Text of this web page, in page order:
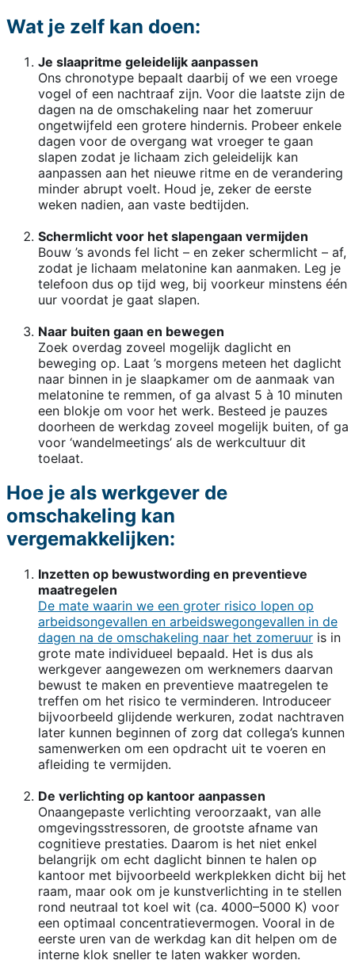
Wat je zelf kan doen:
Je slaapritme geleidelijk aanpassen
Ons chronotype bepaalt daarbij of we een vroege
vogel of een nachtraaf zijn. Voor die laatste zijn de
dagen na de omschakeling naar het zomeruur
ongetwijfeld een grotere hindernis. Probeer enkele
dagen voor de overgang wat vroeger te gaan
slapen zodat je lichaam zich geleidelijk kan
aanpassen aan het nieuwe ritme en de verandering
minder abrupt voelt. Houd je, zeker de eerste
weken nadien, aan vaste bedtijden.
Schermlicht voor het slapengaan vermijden
Bouw ’s avonds fel licht – en zeker schermlicht – af,
zodat je lichaam melatonine kan aanmaken. Leg je
telefoon dus op tijd weg, bij voorkeur minstens één
uur voordat je gaat slapen.
Naar buiten gaan en bewegen
Zoek overdag zoveel mogelijk daglicht en
beweging op. Laat ’s morgens meteen het daglicht
naar binnen in je slaapkamer om de aanmaak van
melatonine te remmen, of ga alvast 5 à 10 minuten
een blokje om voor het werk. Besteed je pauzes
doorheen de werkdag zoveel mogelijk buiten, of ga
voor ‘wandelmeetings’ als de werkcultuur dit
toelaat.
Hoe je als werkgever de
omschakeling kan
vergemakkelijken:
Inzetten op bewustwording en preventieve
maatregelen
De mate waarin we een groter risico lopen op
arbeidsongevallen en arbeidswegongevallen in de
dagen na de omschakeling naar het zomeruur is in
grote mate individueel bepaald. Het is dus als
werkgever aangewezen om werknemers daarvan
bewust te maken en preventieve maatregelen te
treffen om het risico te verminderen. Introduceer
bijvoorbeeld glijdende werkuren, zodat nachtraven
later kunnen beginnen of zorg dat collega’s kunnen
samenwerken om een opdracht uit te voeren en
afleiding te vermijden.
De verlichting op kantoor aanpassen
Onaangepaste verlichting veroorzaakt, van alle
omgevingsstressoren, de grootste afname van
cognitieve prestaties. Daarom is het niet enkel
belangrijk om echt daglicht binnen te halen op
kantoor met bijvoorbeeld werkplekken dicht bij het
raam, maar ook om je kunstverlichting in te stellen
rond neutraal tot koel wit (ca. 4000–5000 K) voor
een optimaal concentratievermogen. Vooral in de
eerste uren van de werkdag kan dit helpen om de
interne klok sneller te laten wakker worden.